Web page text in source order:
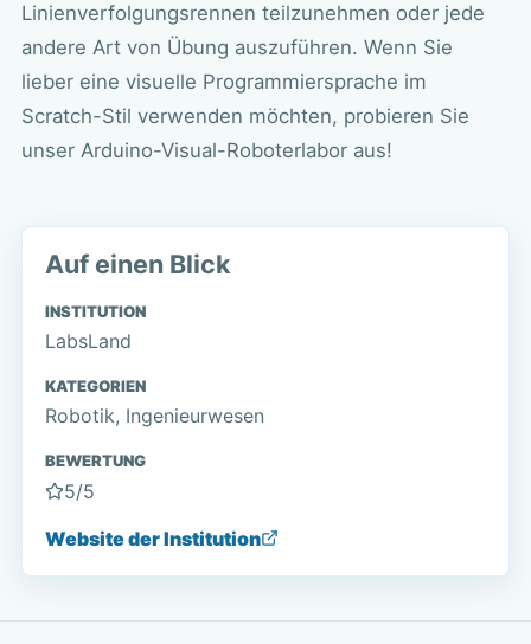
Linienverfolgungsrennen teilzunehmen oder jede
andere Art von Übung auszuführen. Wenn Sie
lieber eine visuelle Programmiersprache im
Scratch-Stil verwenden möchten, probieren Sie
unser Arduino-Visual-Roboterlaboraus!
Auf einen Blick
INSTITUTION
LabsLand
KATEGORIEN
Robotik, Ingenieurwesen
BEWERTUNG
5/5
Website der Institution